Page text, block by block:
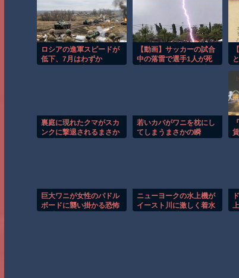
ロシアの進軍スピードが
低下、7月はわずか
【動画】サッカーの試合
中の落雷で選手1人が死
裏庭に現れたクマがスカ
ンクに撃退されるまさか
若いカバがワニを枕にし
てしまうまさかの瞬
巨大ワニが女性のパドル
ボードに襲い掛かる恐怖
ニューヨークの水上機が
イースト川に激しく着水